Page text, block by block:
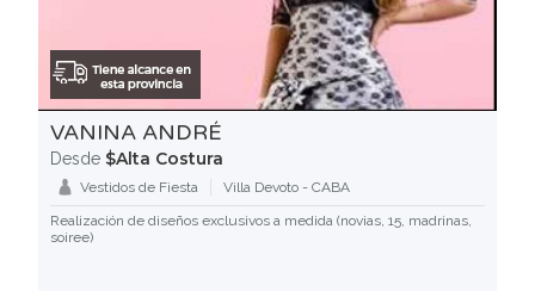
VANINA ANDRÉ
Desde $Alta Costura
Vestidos de Fiesta
Villa Devoto - CABA
Realización de diseños exclusivos a medida (novias, 15, madrinas,
soiree)